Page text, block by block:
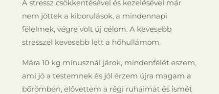
A stressz csökkentésével és kezelésével már
nem jöttek a kiborulások, a mindennapi
félelmek, végre volt új célom. A kevesebb
stresszel kevesebb lett a hőhullámom.
Mára 10 kg mínusznál járok, mindenfélét eszem,
ami jó a testemnek és jól érzem újra magam a
bőrömben, elővettem a régi ruháimat és ismét